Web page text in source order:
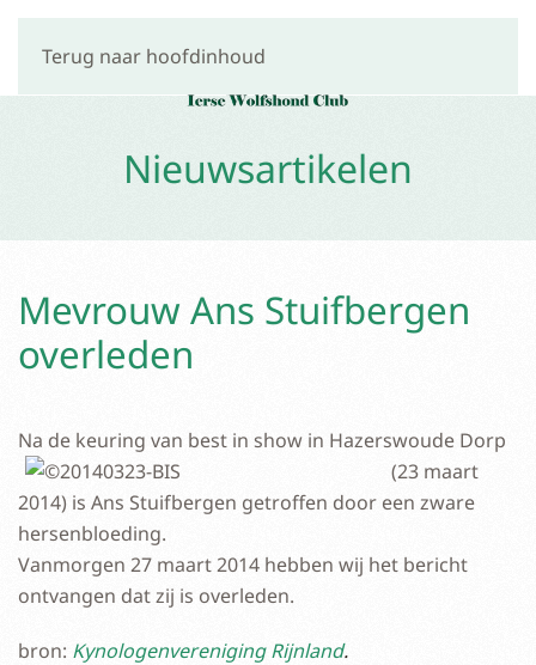
Terug naar hoofdinhoud
Nieuwsartikelen
Mevrouw Ans Stuifbergen
overleden
Na de keuring van best in show in Hazerswoude Dorp
(23 maart
2014) is Ans Stuifbergen getroffen door een zware
hersenbloeding.
Vanmorgen 27 maart 2014 hebben wij het bericht
ontvangen dat zij is overleden.
bron: Kynologenvereniging Rijnland.